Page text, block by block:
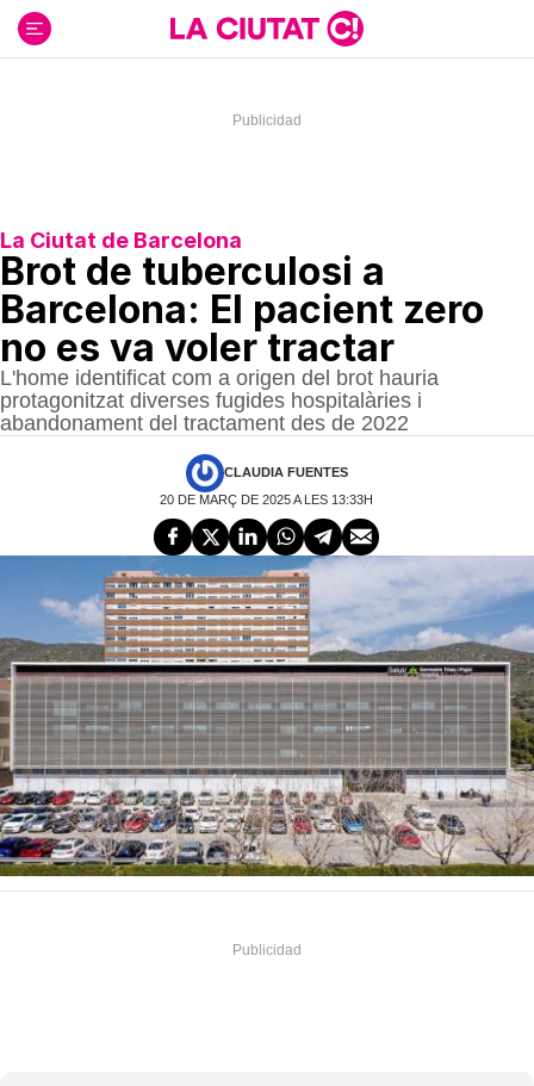
contenido
La Ciutat de Barcelona
Brot de tuberculosi a
Barcelona: El pacient zero
no es va voler tractar
L'home identificat com a origen del brot hauria
protagonitzat diverses fugides hospitalàries i
abandonament del tractament des de 2022
CLAUDIA FUENTES
20 DE MARÇ DE 2025 A LES 13:33H